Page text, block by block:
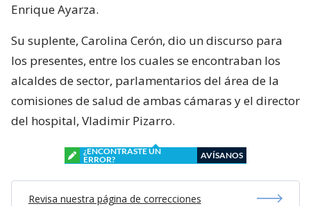
Enrique Ayarza.
Su suplente, Carolina Cerón, dio un discurso para
los presentes, entre los cuales se encontraban los
alcaldes de sector, parlamentarios del área de la
comisiones de salud de ambas cámaras y el director
del hospital, Vladimir Pizarro.
¿ENCONTRASTE UN
ERROR?
AVÍSANOS
Revisa nuestra página de correcciones